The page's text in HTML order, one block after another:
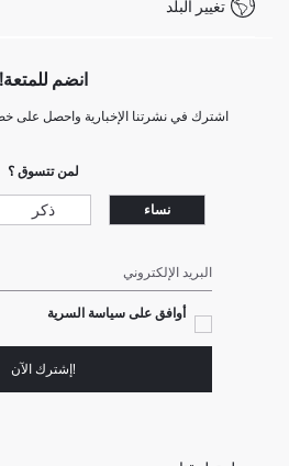
تغيير البلد
انضم للمتعة!
اشترك في نشرتنا الإخبارية واحصل على خصم 10٪ على تسوقك
لمن تتسوق ؟
نساء ذكر
البريد الإلكتروني
أوافق على سياسة السرية
!إشترك الآن